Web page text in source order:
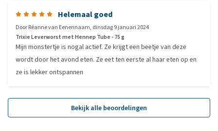
Helemaal goed
DoorRéanne van Eenennaam, dinsdag 9 januari 2024
Trixie Leverworst met Hennep Tube - 75 g
Mijn monstertje is nogal actief. Ze krijgt een beetje van deze
wordt door het avond eten. Ze eet ten eerste al haar eten op en
ze is lekker ontspannen
Bekijk alle beoordelingen